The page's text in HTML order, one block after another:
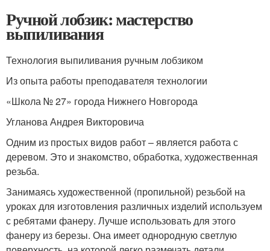
Ручной лобзик: мастерство
выпиливания
Технология выпиливания ручным лобзиком
Из опыта работы преподавателя технологии
«Школа № 27» города Нижнего Новгорода
Угланова Андрея Викторовича
Одним из простых видов работ – является работа с
деревом. Это и знакомство, обработка, художественная
резьба.
Занимаясь художественной (пропильной) резьбой на
уроках для изготовления различных изделий используем
с ребятами фанеру. Лучше использовать для этого
фанеру из березы. Она име­ет однородную светлую